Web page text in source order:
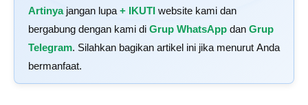
Artinyajangan lupa+ IKUTIwebsite kami dan
bergabung dengan kami diGrup WhatsAppdanGrup
Telegram. Silahkan bagikan artikel ini jika menurut Anda
bermanfaat.